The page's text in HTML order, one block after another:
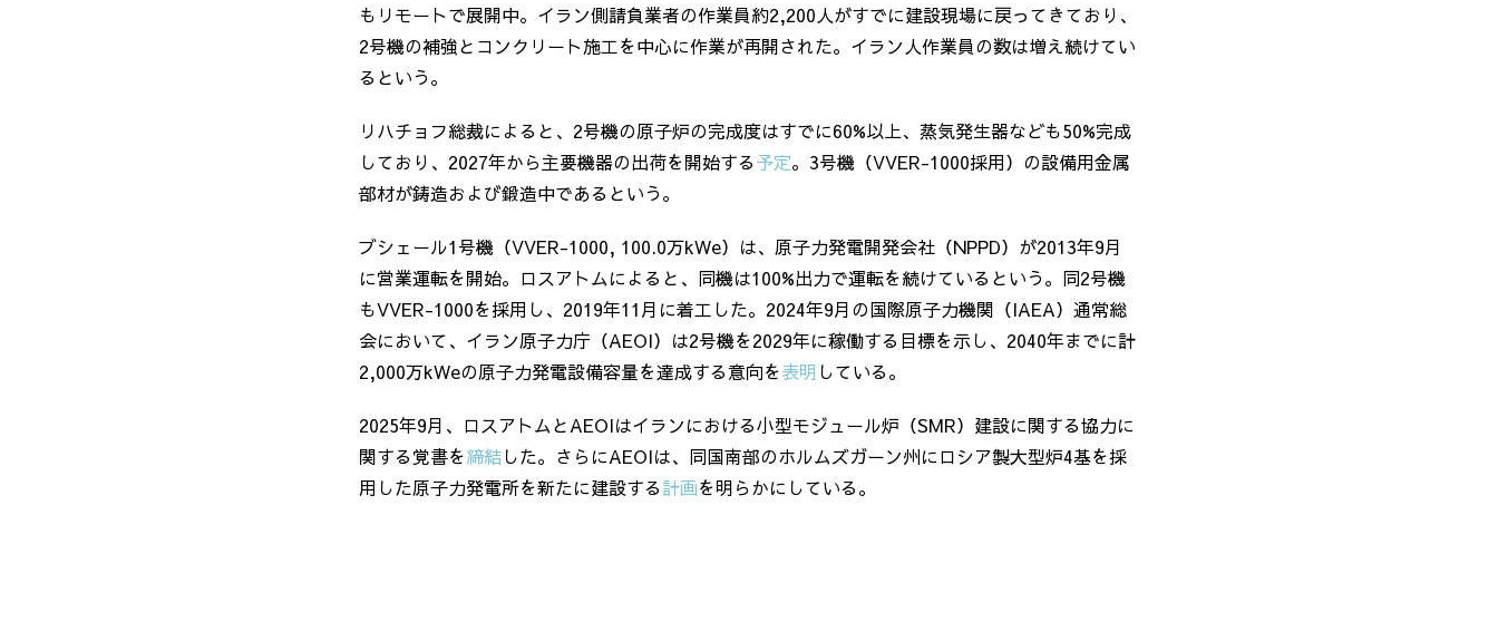
もリモートで展開中。イラン側請負業者の作業員約2,200人がすでに建設現場に戻ってきており、
2号機の補強とコンクリート施工を中心に作業が再開された。イラン人作業員の数は増え続けてい
るという。
リハチョフ総裁によると、 2号機の原子炉の完成度はすでに60%以上、蒸気発生器なども50%完成
しており、 2027年から主要機器の出荷を開始する予定。 3号機（VVER-1000採用）の設備用金属
部材が鋳造および鍛造中であるという。
ブシェール1号機（VVER-1000, 100.0万kWe）は、原子力発電開発会社（NPPD）が2013年9月
に営業運転を開始。ロスアトムによると、同機は100%出力で運転を続けているという。同2号機
もVVER-1000を採用し、 2019年11月に着工した。 2024年9月の国際原子力機関（IAEA）通常総
会において、イラン原子力庁（AEOI）は2号機を2029年に稼働する目標を示し、 2040年までに計
2,000万kWeの原子力発電設備容量を達成する意向を表明 している。
2025年9月、ロスアトムとAEOIはイランにおける小型モジュール炉（SMR）建設に関する協力に
関する覚書を締結した。さらにAEOIは、同国南部のホルムズガーン州にロシア製大型炉4基を採
用した原子力発電所を新たに建設する計画を明らかにしている。